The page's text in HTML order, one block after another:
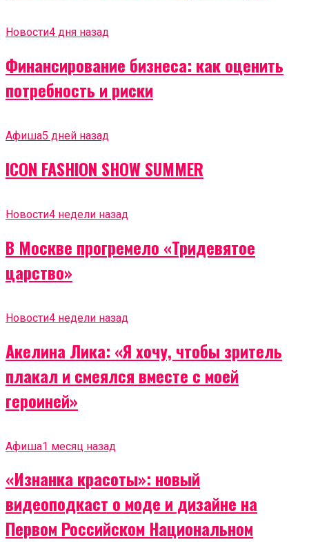
Новости4 дня назад
Финансирование бизнеса: как оценить
потребность и риски
Афиша5 дней назад
ICON FASHION SHOW SUMMER
Новости4 недели назад
В Москве прогремело «Тридевятое
царство»
Новости4 недели назад
Акелина Лика: «Я хочу, чтобы зритель
плакал и смеялся вместе с моей
героиней»
Афиша1 месяц назад
«Изнанка красоты»: новый
видеоподкаст о моде и дизайне на
Первом Российском Национальном